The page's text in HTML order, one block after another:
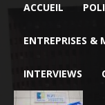
ACCUEIL
ENTREPRISES &
INTERVIEWS